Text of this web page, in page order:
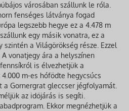
városában szállunk le róla.
fenséges látványa fogad
legszebb hegye ez a 4.478 m
egy másik vonatra, ez a
a Világörökség része. Ezzel
vonatjegy ára a helyszínen
is élvezhetjük a
m-es hófödte hegycsúcs
Gornergrat gleccser jégfolyamát.
az időjárás is segíti.
Ekkor megnézhetjük a